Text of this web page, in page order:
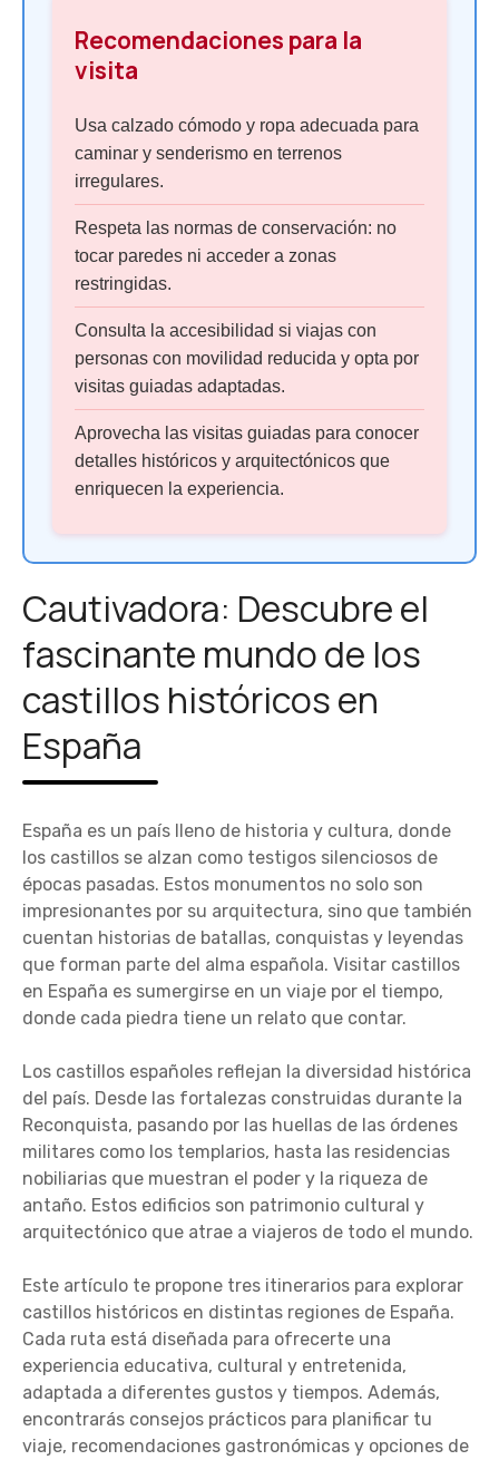
Recomendaciones para la
visita
Usa calzado cómodo y ropa adecuada para
caminar y senderismo en terrenos
irregulares.
Respeta las normas de conservación: no
tocar paredes ni acceder a zonas
restringidas.
Consulta la accesibilidad si viajas con
personas con movilidad reducida y opta por
visitas guiadas adaptadas.
Aprovecha las visitas guiadas para conocer
detalles históricos y arquitectónicos que
enriquecen la experiencia.
Cautivadora: Descubre el
fascinante mundo de los
castillos históricos en
España
España es un país lleno de historia y cultura, donde
los castillos se alzan como testigos silenciosos de
épocas pasadas. Estos monumentos no solo son
impresionantes por su arquitectura, sino que también
cuentan historias de batallas, conquistas y leyendas
que forman parte del alma española. Visitar castillos
en España es sumergirse en un viaje por el tiempo,
donde cada piedra tiene un relato que contar.
Los castillos españoles reflejan la diversidad histórica
del país. Desde las fortalezas construidas durante la
Reconquista, pasando por las huellas de las órdenes
militares como los templarios, hasta las residencias
nobiliarias que muestran el poder y la riqueza de
antaño. Estos edificios son patrimonio cultural y
arquitectónico que atrae a viajeros de todo el mundo.
Este artículo te propone tres itinerarios para explorar
castillos históricos en distintas regiones de España.
Cada ruta está diseñada para ofrecerte una
experiencia educativa, cultural y entretenida,
adaptada a diferentes gustos y tiempos. Además,
encontrarás consejos prácticos para planificar tu
viaje, recomendaciones gastronómicas y opciones de